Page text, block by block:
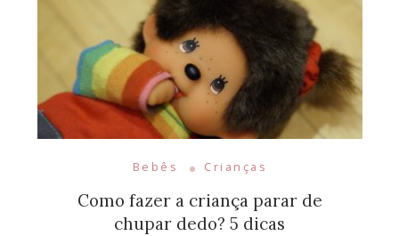
Bebês Crianças
Como fazer a criança parar de
chupar dedo? 5 dicas